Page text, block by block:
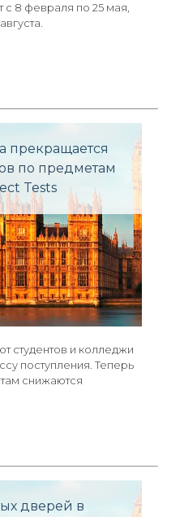
с 8 февраля по 25 мая,
прекращается
по предметам
Tests
студентов и колледжи
поступления. Теперь
снижаются
дверей в